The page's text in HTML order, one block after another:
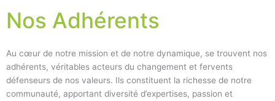
Nos Adhérents
Au cœur de notre mission et de notre dynamique, se trouvent nos
adhérents, véritables acteurs du changement et fervents
défenseurs de nos valeurs. Ils constituent la richesse de notre
communauté, apportant diversité d’expertises, passion et